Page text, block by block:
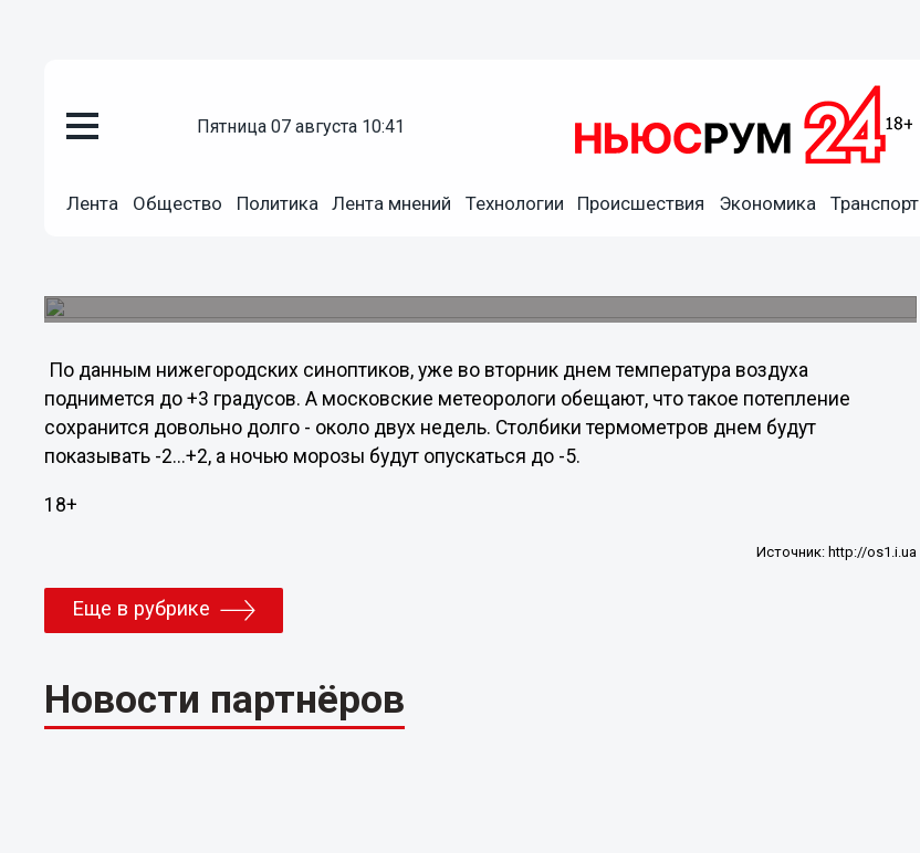
пятница 07 августа 10:41
Лента Общество Политика Лента мнений Технологии Происшествия Экономика Транспорт
07.11.201101:15
По данным нижегородских синоптиков, уже во вторник днем температура воздуха
поднимется до +3 градусов. А московские метеорологи обещают, что такое потепление
сохранится довольно долго - около двух недель. Столбики термометров днем будут
показывать -2...+2, а ночью морозы будут опускаться до -5.
18+
Источник: http://os1.i.ua
Еще в рубрике
Новости партнёров